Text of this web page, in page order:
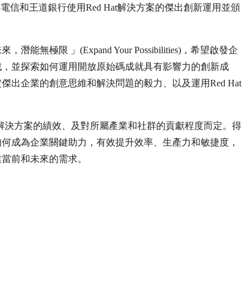
信和王道銀行使用Red Hat解決方案的傑出創新運用並頒
，潛能無極限 」(Expand Your Possibilities)，希望啟發企
並探索如何運用開放原始碼成就具有影響力的創新成
出企業的創意思維和解決問題的毅力、以及運用Red Hat
決方案的績效、及對所屬產業和社群的貢獻程度而定。得
成為企業關鍵助力，有效提升效率、生產力和敏捷度，
前和未來的需求。